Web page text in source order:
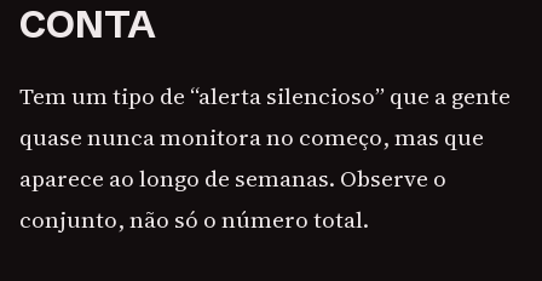
CONTA
Tem um tipo de “alerta silencioso” que a gente
quase nunca monitora no começo, mas que
aparece ao longo de semanas. Observe o
conjunto, não só o número total.